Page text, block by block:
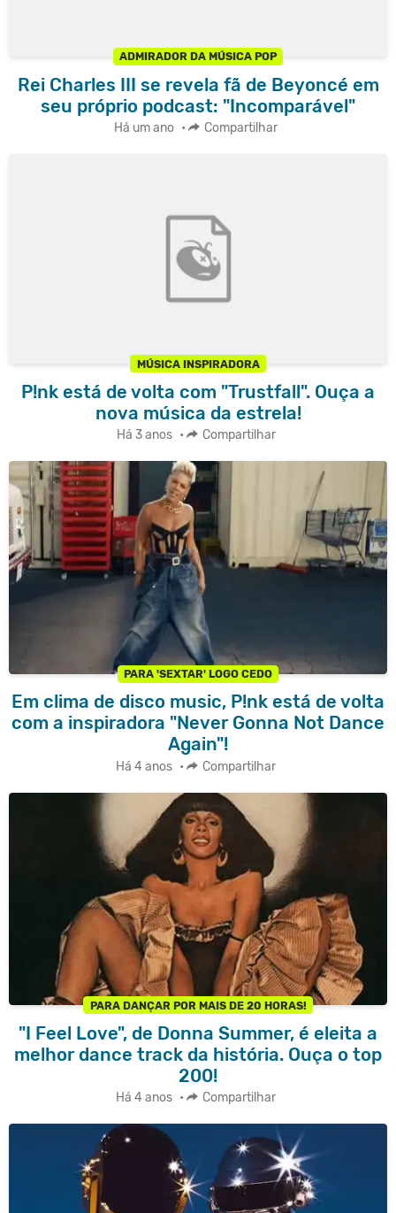
ADMIRADOR DA MÚSICA POP
Rei Charles III se revela fã de Beyoncé em
seu próprio podcast: "Incomparável"
Há um ano • Compartilhar
MÚSICA INSPIRADORA
P!nk está de volta com "Trustfall". Ouça a
nova música da estrela!
Há 3 anos • Compartilhar
PARA 'SEXTAR' LOGO CEDO
Em clima de disco music, P!nk está de volta
com a inspiradora "Never Gonna Not Dance
Again"!
Há 4 anos • Compartilhar
PARA DANÇAR POR MAIS DE 20 HORAS!
"I Feel Love", de Donna Summer, é eleita a
melhor dance track da história. Ouça o top
200!
Há 4 anos • Compartilhar